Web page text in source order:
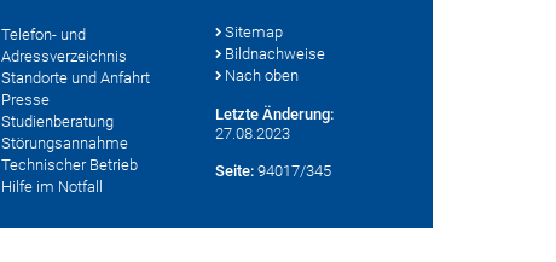
Telefon- und
Adressverzeichnis
Standorte und Anfahrt
Presse
Studienberatung
Störungsannahme
Technischer Betrieb
Hilfe im Notfall
Sitemap
Bildnachweise
Nach oben
Letzte Änderung:
27.08.2023
Seite: 94017/345